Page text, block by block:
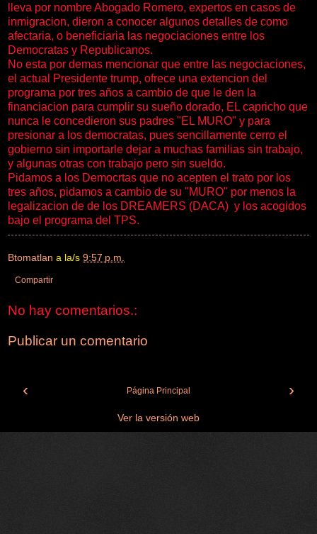
lleva por nombre Abogado Romero, expertos en casos de
inmigracion, dieron a conocer algunos detalles de como
afectaria, o beneficiaria las negociaciones entre los
Democratas y Republicanos.
No esta por demas mencionar que entre las negociaciones,
el actual Presidente trump, ofrece una extencion del
programa por tres años a cambio de que le den la
financiacion para cumplir su sueño dorado, EL capricho que
nunca le concedieron sus padres "EL MURO" y para
presionar a los democratas, pues sencillamente cerro el
gobierno sin importarle dejar a muchas familias sin trabajo,
y algunas otras con trabajo pero sin sueldo.
Pidamos a los Democrtas que no acepten el trato por los
tres años, pidamos a cambio de su "MURO" por menos la
legalizacion de de los DREAMERS (DACA) y los acogidos
bajo el programa del TPS.
Btomatlan a la/s 9:57 p.m.
Compartir
No hay comentarios.:
Publicar un comentario
‹ ›
Página Principal
Ver la versión web